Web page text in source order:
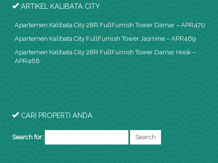
ARTIKEL KALIBATA CITY
Apartemen Kalibata City 2BR FullFurnish Tower Damar – APR470
Apartemen Kalibata City FullFurnish Tower Jasmine – APR469
Apartemen Kalibata City 2BR FullFurnish Tower Damar Hook –
APR468
CARI PROPERTI ANDA
Search for: